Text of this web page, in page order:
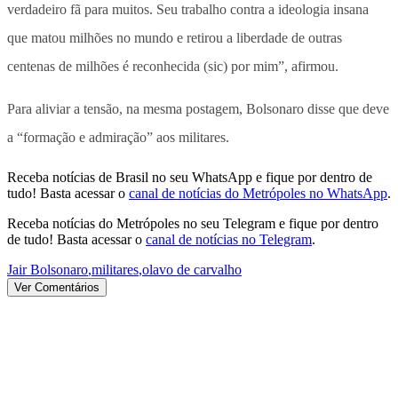
verdadeiro fã para muitos. Seu trabalho contra a ideologia insana
que matou milhões no mundo e retirou a liberdade de outras
centenas de milhões é reconhecida (sic) por mim”, afirmou.
Para aliviar a tensão, na mesma postagem, Bolsonaro disse que deve
a “formação e admiração” aos militares.
Receba notícias de Brasil no seu WhatsApp e fique por dentro de
tudo! Basta acessar o canal de notícias do Metrópoles no WhatsApp.
Receba notícias do Metrópoles no seu Telegram e fique por dentro
de tudo! Basta acessar o canal de notícias no Telegram.
Jair Bolsonaro,militares,olavo de carvalho
Ver Comentários